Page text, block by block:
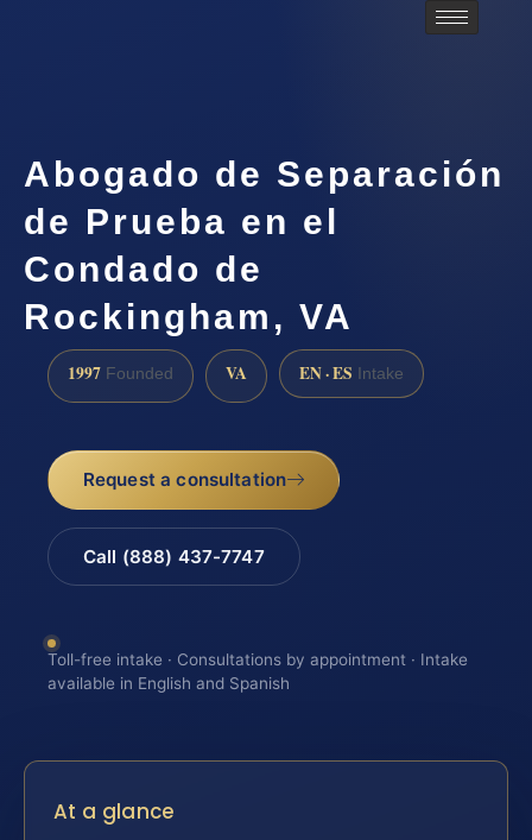
Abogado de Separación
de Prueba en el
Condado de
Rockingham, VA
1997 Founded VA EN · ES Intake
Request a consultation
Call (888) 437-7747
Toll-free intake · Consultations by appointment · Intake
available in English and Spanish
At a glance